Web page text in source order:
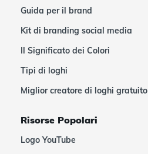
Guida per il brand
Kit di branding social media
Il Significato dei Colori
Tipi di loghi
Miglior creatore di loghi gratuito
Risorse Popolari
Logo YouTube